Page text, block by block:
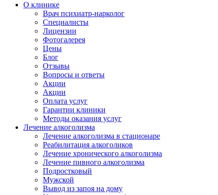
О клинике
Врач психиатр-нарколог
Специалисты
Лицензии
Фотогалерея
Цены
Блог
Отзывы
Вопросы и ответы
Акции
Акции
Оплата услуг
Гарантии клиники
Методы оказания услуг
Лечение алкоголизма
Лечение алкоголизма в стационаре
Реабилитация алкоголиков
Лечение хронического алкоголизма
Лечение пивного алкоголизма
Подростковый
Мужской
Вывод из запоя на дому